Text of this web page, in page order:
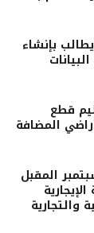
بإنشاء
قطع
المضافة
المقبل
والتجارية